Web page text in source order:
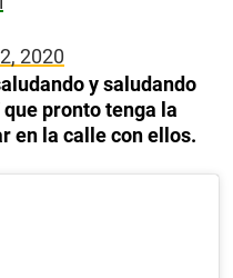
2020
y saludando
pronto tenga la
en la calle con ellos.